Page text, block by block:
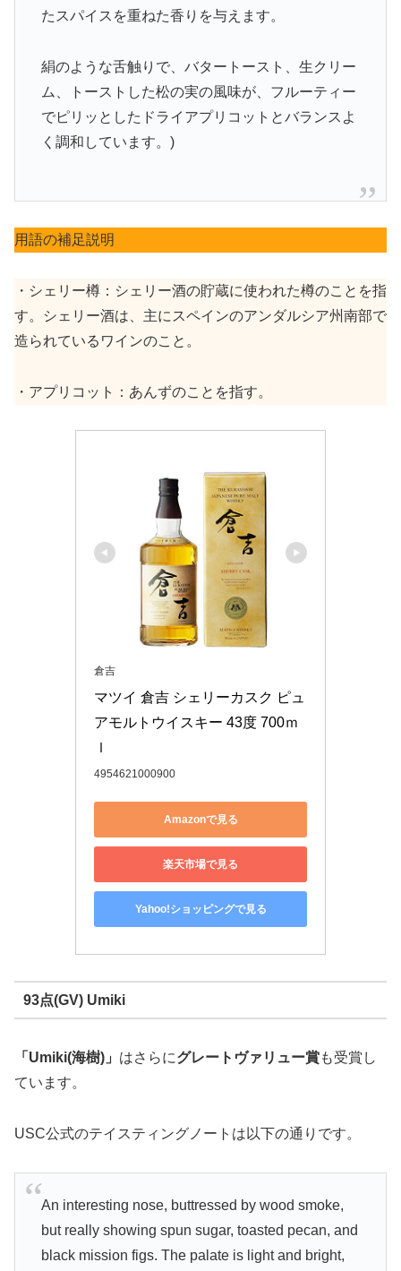
たスパイスを重ねた香りを与えます。
絹のような舌触りで、バタートースト、生クリー
ム、トーストした松の実の風味が、フルーティー
でピリッとしたドライアプリコットとバランスよ
く調和しています。)
用語の補足説明
・シェリー樽：シェリー酒の貯蔵に使われた樽のことを指
す。シェリー酒は、主にスペインのアンダルシア州南部で
造られているワインのこと。
・アプリコット：あんずのことを指す。
倉吉
マツイ 倉吉 シェリーカスク ピュ
アモルトウイスキー 43度 700ｍ
ｌ
4954621000900
Amazonで見る
楽天市場で見る
Yahoo!ショッピングで見る
93点(GV) Umiki
「Umiki(海樹)」 はさらにグレートヴァリュー賞も受賞し
ています。
USC公式のテイスティングノートは以下の通りです。
An interesting nose, buttressed by wood smoke,
but really showing spun sugar, toasted pecan, and
black mission figs. The palate is light and bright,